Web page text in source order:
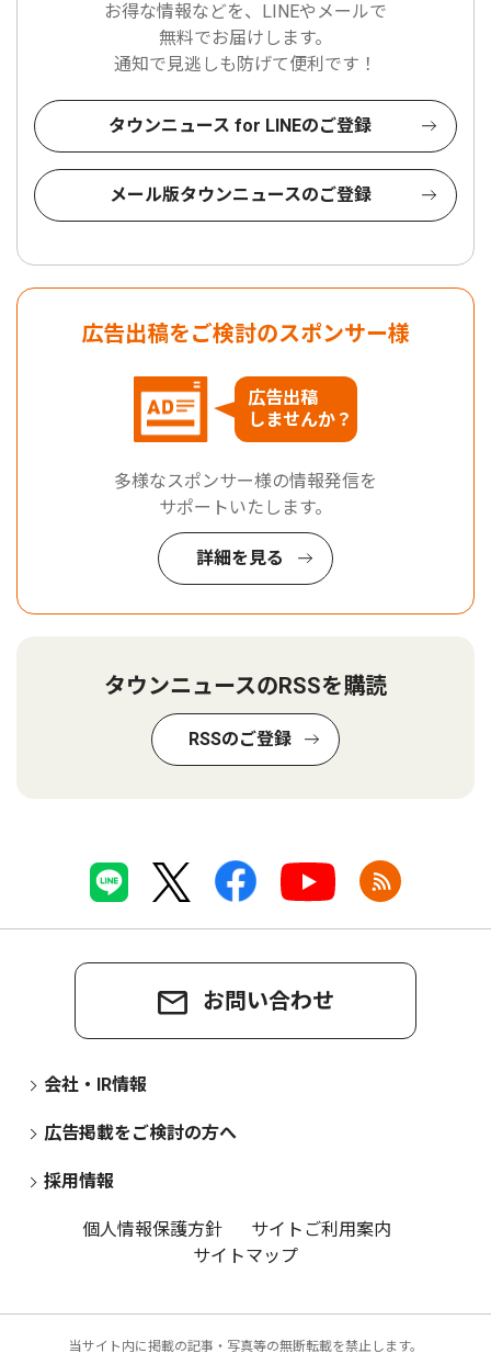
お得な情報などを、LINEやメールで
無料でお届けします。
通知で見逃しも防げて便利です！
タウンニュース for LINEのご登録
メール版タウンニュースのご登録
広告出稿をご検討のスポンサー様
広告出稿
しませんか？
多様なスポンサー様の情報発信を
サポートいたします。
詳細を見る
タウンニュースのRSSを購読
RSSのご登録
お問い合わせ
会社・IR情報
広告掲載をご検討の方へ
採用情報
個人情報保護方針
サイトご利用案内
サイトマップ
当サイト内に掲載の記事・写真等の無断転載を禁止します。